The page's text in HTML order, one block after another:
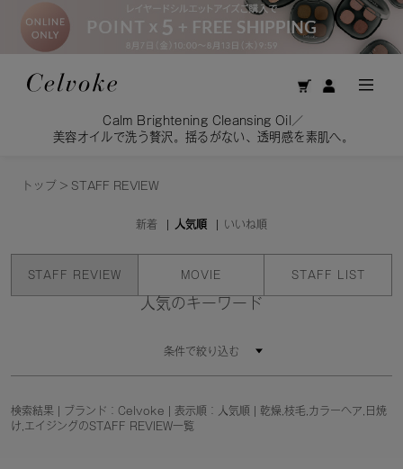
Calm Brightening Cleansing Oil／
美容オイルで洗う贅沢。揺るがない、透明感を素肌へ。
トップ > STAFF REVIEW
新着 人気順 いいね順
STAFF REVIEW MOVIE STAFF LIST
人気のキーワード
条件で絞り込む
検索結果 | ブランド：Celvoke | 表示順：人気順 | 乾燥,枝毛,カラーヘア,日焼
け,エイジングのSTAFF REVIEW一覧